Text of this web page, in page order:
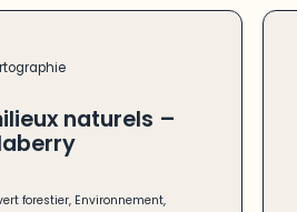
naturels –
forestier, Environnement,